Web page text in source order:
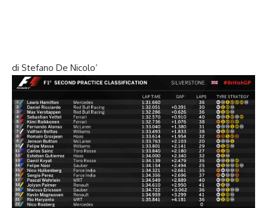
di Stefano De Nicolo’